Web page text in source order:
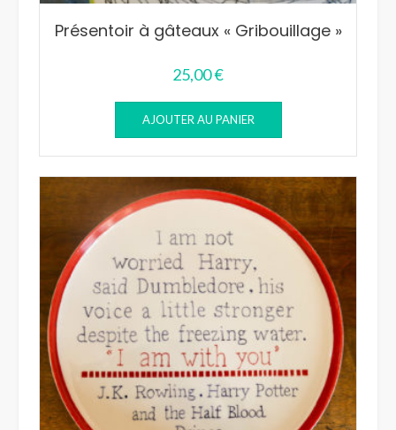
Présentoir à gâteaux « Gribouillage »
25,00€
AJOUTER AU PANIER